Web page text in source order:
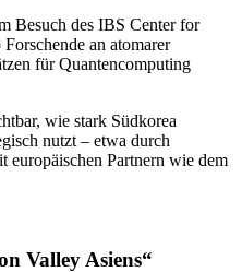
Besuch des IBS Center for
an atomarer
für Quantencomputing
wie stark Südkorea
nutzt – etwa durch
europäischen Partnern wie dem
Valley Asiens“